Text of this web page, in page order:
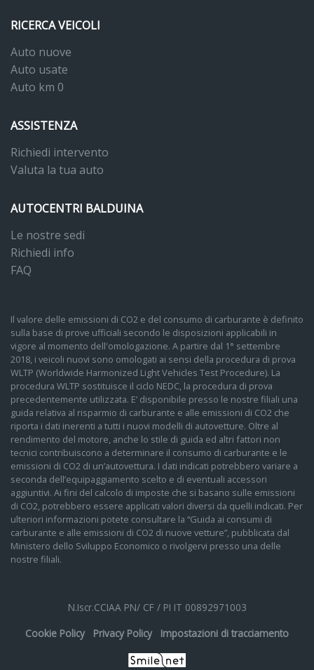
RICERCA VEICOLI
Auto nuove
Auto usate
Auto km 0
ASSISTENZA
Richiedi intervento
Valuta la tua auto
AUTOCENTRI BALDUINA
Le nostre sedi
Richiedi info
FAQ
Il valore delle emissioni di CO2 e del consumo di carburante è definito
sulla base di prove ufficiali secondo le disposizioni applicabili in
vigore al momento dell'omologazione. A partire dal 1° settembre
2018, i veicoli nuovi sono omologati ai sensi della procedura di prova
WLTP (Worldwide Harmonized Light Vehicles Test Procedure). La
procedura WLTP sostituisce il ciclo NEDC, la procedura di prova
precedentemente utilizzata. E’ disponibile presso le nostre filiali una
guida relativa al risparmio di carburante e alle emissioni di CO2 che
riporta i dati inerenti a tutti i nuovi modelli di autovetture. Oltre al
rendimento del motore, anche lo stile di guida ed altri fattori non
tecnici contribuiscono a determinare il consumo di carburante e le
emissioni di CO2 di un’autovettura. I dati indicati potrebbero variare a
seconda dell’equipaggiamento scelto e di eventuali accessori
aggiuntivi. Ai fini del calcolo di imposte che si basano sulle emissioni
di CO2, potrebbero essere applicati valori diversi da quelli indicati. Per
ulteriori informazioni potete consultare la “Guida ai consumi di
carburante e alle emissioni di CO2 di nuove vetture”, pubblicata dal
Ministero dello Sviluppo Economico o rivolgervi presso una delle
nostre filiali.
N.Iscr.CCIAA PN/ CF / PI IT 00892971003
Cookie Policy
Privacy Policy Impostazioni di tracciamento